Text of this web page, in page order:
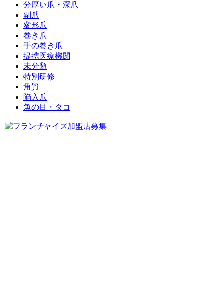
分厚い爪・深爪
副爪
変形爪
巻き爪
手の巻き爪
提携医療機関
未分類
特別研修
角質
陥入爪
魚の目・タコ